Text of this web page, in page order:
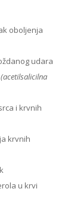
oboljenja
udara
(acetilsalicilna
i krvnih
krvnih
u krvi